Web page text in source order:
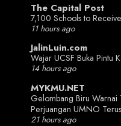
The Capital Post
7,100 Schools to
11 hours ago
JalinLuin.com
Wajar UCSF Buka Pintu
14 hours ago
MYKMU.NET
Gelombang Biru Warnai
Perjuangan UMNO
21 hours ago